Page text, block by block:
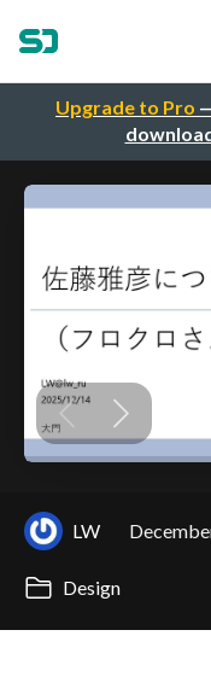
Upgrade to Pro
LW
Design